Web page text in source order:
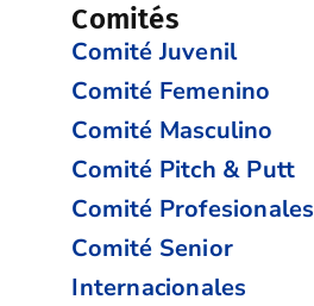
Comités
Comité Juvenil
Comité Femenino
Comité Masculino
Comité Pitch & Putt
Comité Profesionales
Comité Senior
Internacionales